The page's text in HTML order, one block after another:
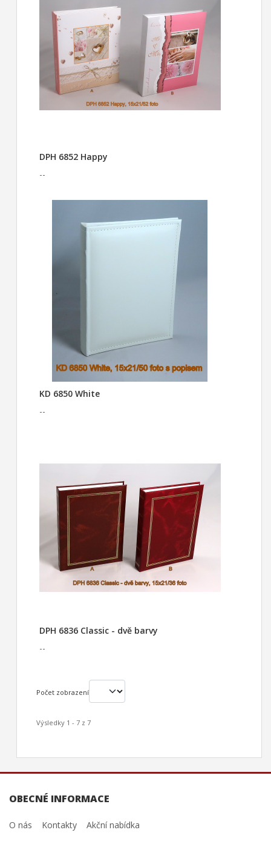
DPH 6852 Happy
--
KD 6850 White
--
DPH 6836 Classic - dvě barvy
--
Počet zobrazení
Výsledky 1 - 7 z 7
OBECNÉ INFORMACE
O nás Kontakty Akční nabídka